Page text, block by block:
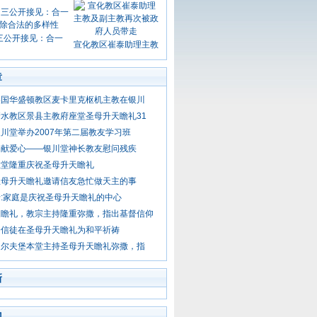
公开接见：合一
宣化教区崔泰助理主教
华盛顿教区麦卡里克枢机主教在银川
教区景县主教府座堂圣母升天瞻礼31
堂举办2007年第二届教友学习班
献爱心——银川堂神长教友慰问残疾
隆重庆祝圣母升天瞻礼
升天瞻礼邀请信友急忙做天主的事
家庭是庆祝圣母升天瞻礼的中心
礼，教宗主持隆重弥撒，指出基督信仰
徒在圣母升天瞻礼为和平祈祷
夫堡本堂主持圣母升天瞻礼弥撒，指